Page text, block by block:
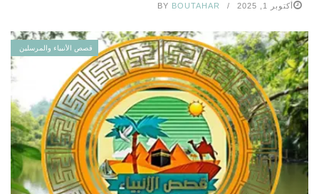
أكتوبر 1, 2025 BY BOUTAHAR
قصص الأنبياء والمرسلين